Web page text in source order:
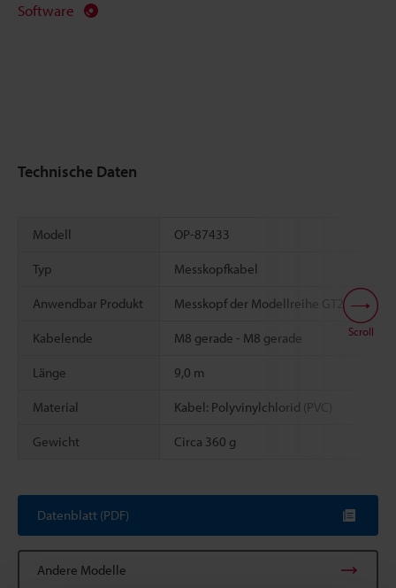
Software
Technische Daten
Modell OP-87433
Typ Messkopfkabel
Anwendbar Produkt Messkopf der Modellreihe GT2, IL ,IG
Kabelende M8 gerade - M8 gerade
Länge 9,0 m
Material Kabel: Polyvinylchlorid (PVC)
Gewicht Circa 360 g
Scroll
Datenblatt (PDF)
Andere Modelle